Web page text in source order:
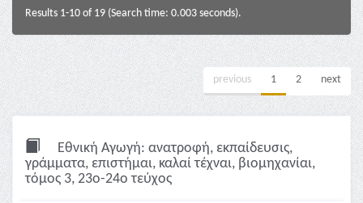
Results 1-10 of 19 (Search time: 0.003 seconds).
previous 1 2 next
Εθνική Αγωγή: ανατροφή, εκπαίδευσις,
γράμματα, επιστήμαι, καλαί τέχναι, βιομηχανίαι,
τόμος 3, 23ο-24ο τεύχος